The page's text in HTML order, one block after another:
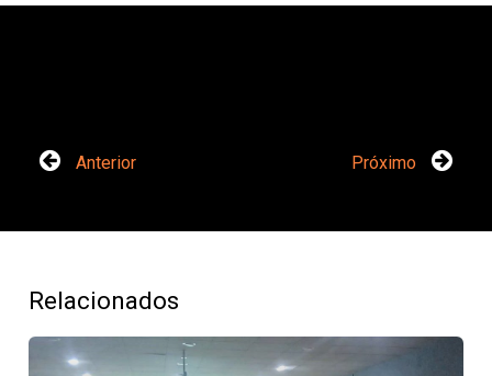
Anterior Próximo
Relacionados